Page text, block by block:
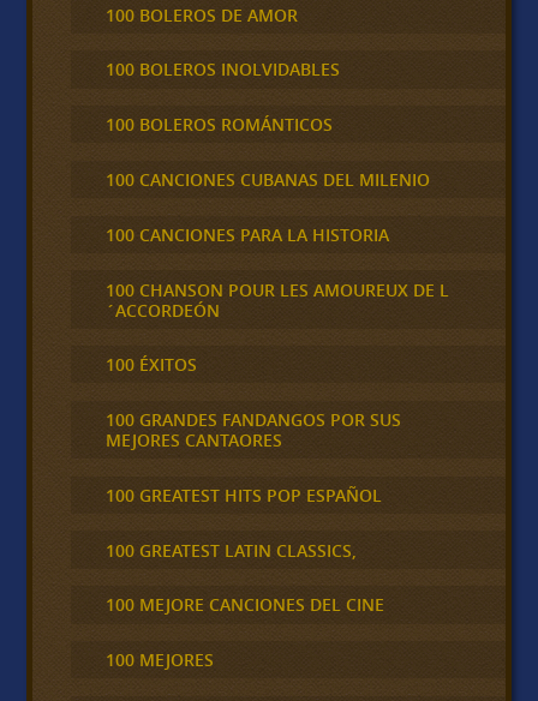
100 BOLEROS DE AMOR
100 BOLEROS INOLVIDABLES
100 BOLEROS ROMÁNTICOS
100 CANCIONES CUBANAS DEL MILENIO
100 CANCIONES PARA LA HISTORIA
100 CHANSON POUR LES AMOUREUX DE L
´ACCORDEÓN
100 ÉXITOS
100 GRANDES FANDANGOS POR SUS
MEJORES CANTAORES
100 GREATEST HITS POP ESPAÑOL
100 GREATEST LATIN CLASSICS,
100 MEJORE CANCIONES DEL CINE
100 MEJORES